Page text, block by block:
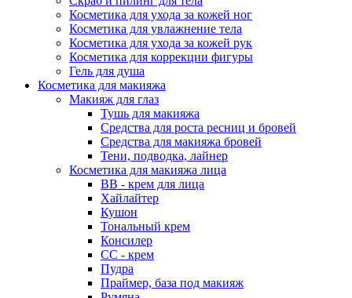
Косметика для ухода за кожей ног
Косметика для увлажнение тела
Косметика для ухода за кожей рук
Косметика для коррекции фигуры
Гель для душа
Косметика для макияжа
Макияж для глаз
Тушь для макияжа
Средства для роста ресниц и бровей
Средства для макияжа бровей
Тени, подводка, лайнер
Косметика для макияжа лица
ВВ - крем для лица
Хайлайтер
Кушон
Тональный крем
Консилер
СС - крем
Пудра
Праймер, база под макияж